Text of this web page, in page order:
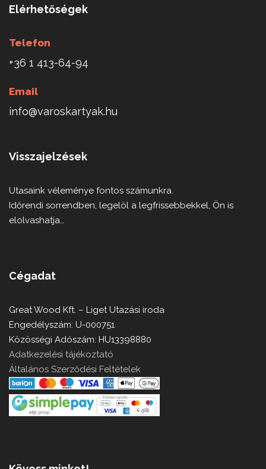
Elérhetőségek
Telefon
+36 1 413-64-94
Email
info@varoskartyak.hu
Visszajelzések
Utasaink véleménye fontos számunkra.
Időrendi sorrendben, legelöl a legfrissebbekkel, Ön is
elolvashatja…
Cégadat
Great Wood Kft. – Liget Utazási iroda
Engedélyszám: U-000751
Közösségi Adószám: HU13398880
Adatkezelési tájékoztató
Általános Szerződési Feltételek